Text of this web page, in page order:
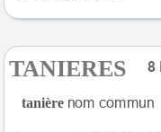
TANIERES
tanière